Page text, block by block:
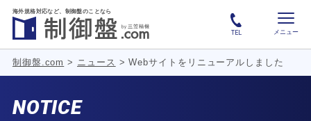
海外規格対応など、 制御盤のことなら
TEL メニュー
制御盤.com > ニュース >Webサイトをリニューアルしました
NOTICE